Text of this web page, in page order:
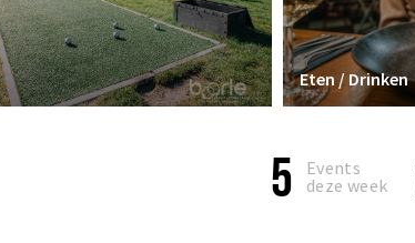
Eten / Drinken
5
Events
deze week